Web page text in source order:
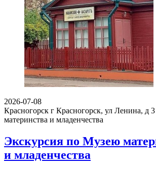
2026-07-08
Красногорск г Красногорск, ул Ленина, д 3
материнства и младенчества
Экскурсия по Музею
и младенчества